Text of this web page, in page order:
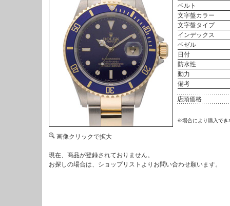
画像クリックで拡大
ベルト
文字盤カラー
文字盤タイプ
インデックス
ベゼル
日付
防水性
動力
備考
店頭価格
※場合により購入でき
現在、商品が登録されておりません。
お探しの場合は、 ショップリスト よりお問い合わせ願います。